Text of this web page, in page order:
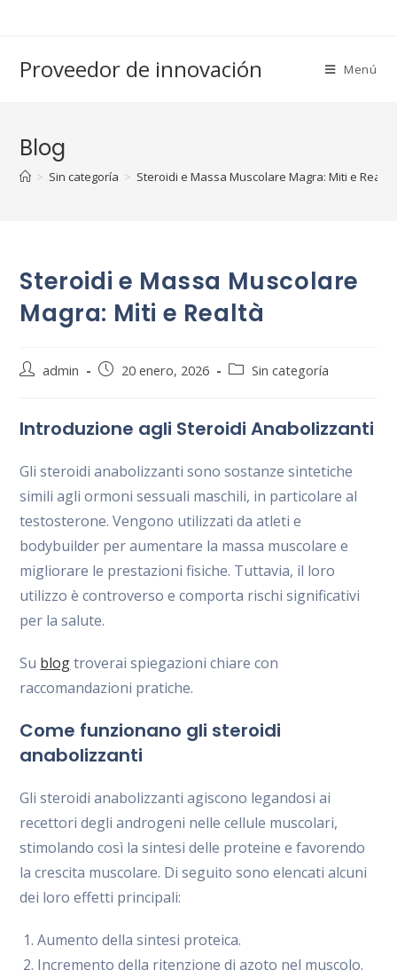
Proveedor de innovación Menú
Blog
> Sin categoría > Steroidi e Massa Muscolare Magra: Miti e Realtà
Steroidi e Massa Muscolare
Magra: Miti e Realtà
Autor
entrada:
admin
Publicación
entrada:
20 enero, 2026
Categoría
entrada:
Sin categoría
Introduzione agli Steroidi Anabolizzanti
Gli steroidi anabolizzanti sono sostanze sintetiche
simili agli ormoni sessuali maschili, in particolare al
testosterone. Vengono utilizzati da atleti e
bodybuilder per aumentare la massa muscolare e
migliorare le prestazioni fisiche. Tuttavia, il loro
utilizzo è controverso e comporta rischi significativi
per la salute.
Su blogtroverai spiegazioni chiare con
raccomandazioni pratiche.
Come funzionano gli steroidi
anabolizzanti
Gli steroidi anabolizzanti agiscono legandosi ai
recettori degli androgeni nelle cellule muscolari,
stimolando così la sintesi delle proteine e favorendo
la crescita muscolare. Di seguito sono elencati alcuni
dei loro effetti principali:
Aumento della sintesi proteica.
Incremento della ritenzione di azoto nel muscolo.